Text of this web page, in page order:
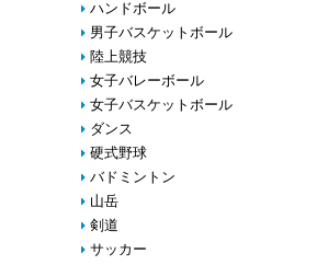
ハンドボール
男子バスケットボール
陸上競技
女子バレーボール
女子バスケットボール
ダンス
硬式野球
バドミントン
山岳
剣道
サッカー